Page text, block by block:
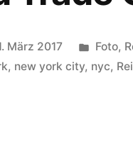
März 2017
unter
Foto,
, new york city, nyc,